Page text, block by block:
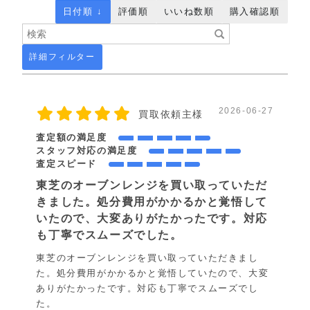
詳細フィルター
日付順 ↓ 評価順 いいね数順 購入確認順
買取依頼主様 2026-06-27
査定額の満足度
スタッフ対応の満足度
査定スピード
東芝のオーブンレンジを買い取っていただ
きました。処分費用がかかるかと覚悟して
いたので、大変ありがたかったです。対応
も丁寧でスムーズでした。
東芝のオーブンレンジを買い取っていただきまし
た。処分費用がかかるかと覚悟していたので、大変
ありがたかったです。対応も丁寧でスムーズでし
た。